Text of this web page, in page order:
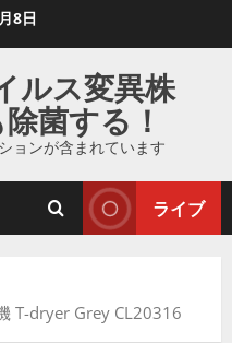
8日
ルス変異株
除菌する！
ョンが含まれています
ライブ
T-dryer Grey CL20316